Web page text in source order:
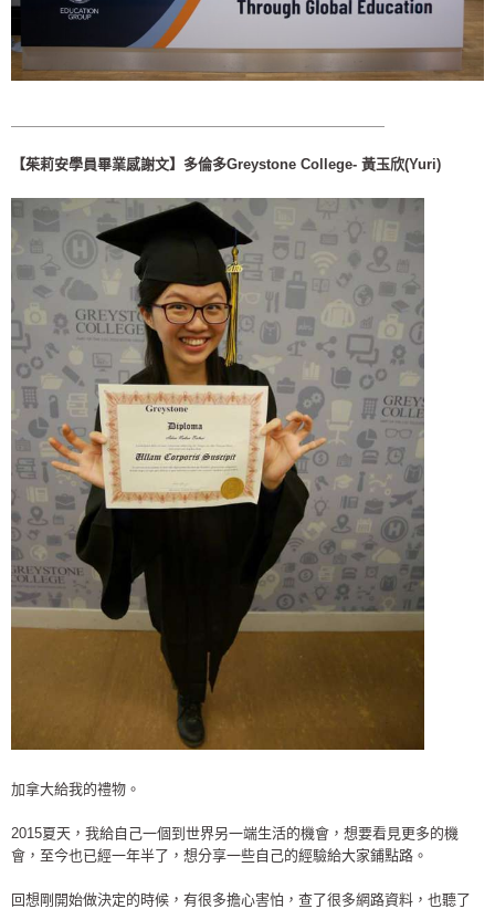
【茱莉安學員畢業感謝文】多倫多Greystone College- 黃玉欣(Yuri)
加拿大給我的禮物。
2015夏天，我給自己一個到世界另一端生活的機會，想要看見更多的機
會，至今也已經一年半了，想分享一些自己的經驗給大家鋪點路。
回想剛開始做決定的時候，有很多擔心害怕，查了很多網路資料，也聽了